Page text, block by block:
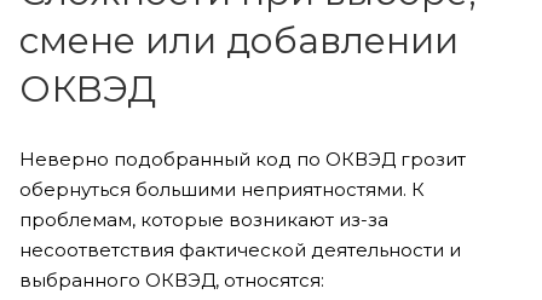
смене или добавлении
ОКВЭД
Неверно подобранный код по ОКВЭД грозит
обернуться большими неприятностями. К
проблемам, которые возникают из-за
несоответствия фактической деятельности и
выбранного ОКВЭД, относятся: